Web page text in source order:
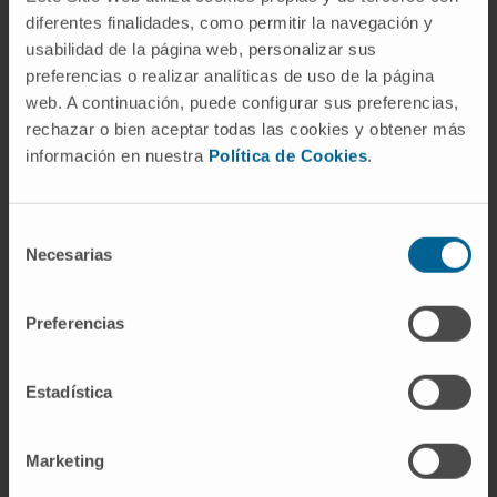
diferentes finalidades, como permitir la navegación y
usabilidad de la página web, personalizar sus
preferencias o realizar analíticas de uso de la página
web. A continuación, puede configurar sus preferencias,
rechazar o bien aceptar todas las cookies y obtener más
información en nuestra Política de Cookies.
Necesarias
Preferencias
Estadística
Marketing
tampoco produce daño mecánico, térmico ni
de ningún otro tipo. Atóxico se ciñe
estrictamente a la ausencia de toxicidad.
Referencias
MedlinePlus (Biblioteca Nacional de
Principios generales del
envenenamiento
Medicina de EE. UU.).